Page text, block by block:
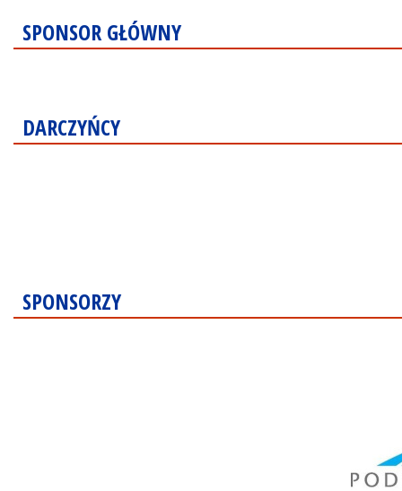
SPONSOR GŁÓWNY
DARCZYŃCY
SPONSORZY